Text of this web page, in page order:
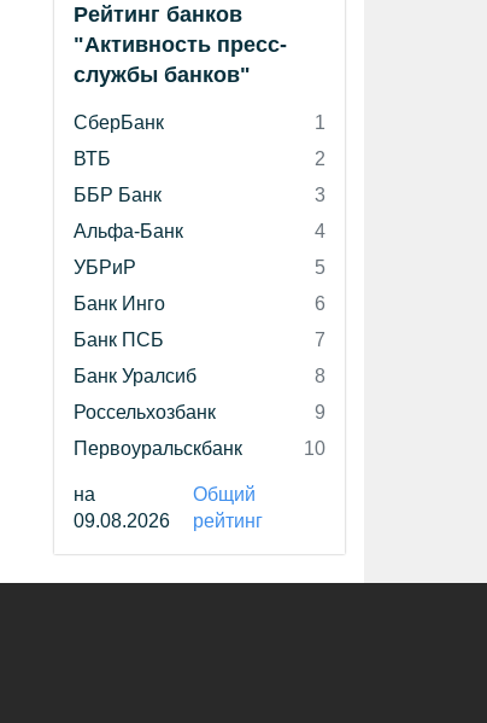
Рейтинг банков
"Активность пресс-
службы банков"
СберБанк
1
ВТБ
2
ББР Банк
3
Альфа-Банк
4
УБРиР
5
Банк Инго
6
Банк ПСБ
7
Банк Уралсиб
8
Россельхозбанк
9
Первоуральскбанк
10
на
09.08.2026
Общий
рейтинг